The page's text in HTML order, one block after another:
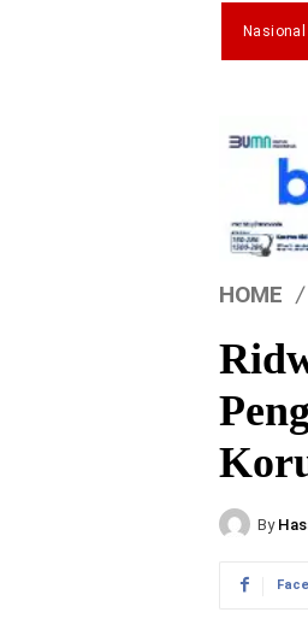
Nasional
HOME
By